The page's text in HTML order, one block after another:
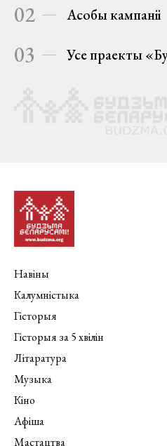
02 Асобы кампаніі
03 Усе праекты
Навіны
Калумністыка
Гісторыя
Гісторыя за 5 хвілін
Літаратура
Музыка
Кіно
Афіша
Мастацтва